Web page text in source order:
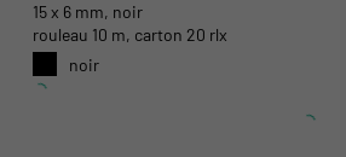
15 x 6 mm, noir
rouleau 10 m, carton 20 rlx
noir